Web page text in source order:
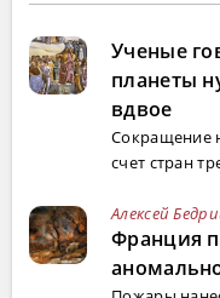
Ученые
планеты
вдвое
Сокращение
счет стран
Алексей
Франция